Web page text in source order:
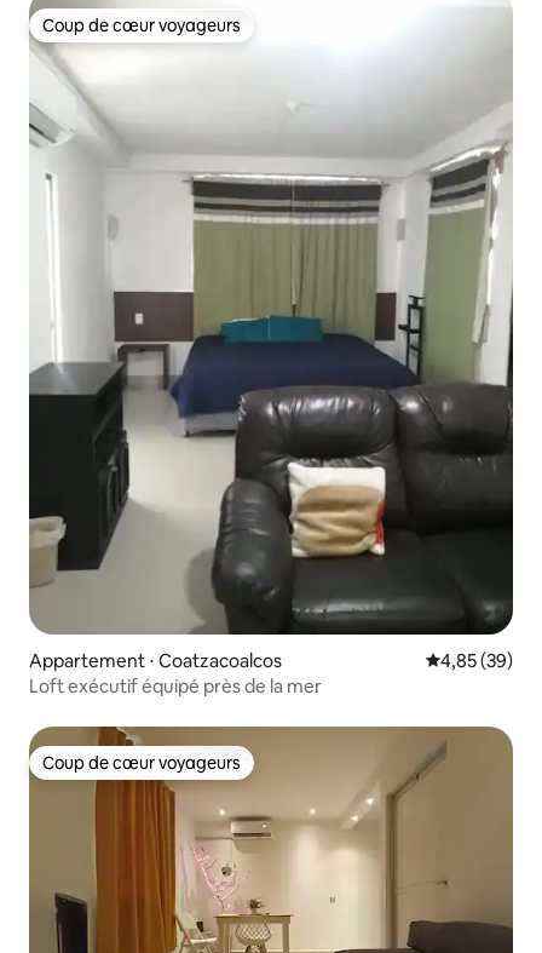
Coup de cœur voyageurs
Coup de cœur voyageurs
Appartement ⋅ Coatzacoalcos Évaluation
4,85 (39)
Loft exécutif équipé près de la mer
Coup de cœur voyageurs
Coup de cœur voyageurs